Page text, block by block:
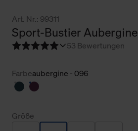
Art. Nr.: 99311
Sport-Bustier Aubergine
53 Bewertungen
Farbeaubergine - 096
Größe